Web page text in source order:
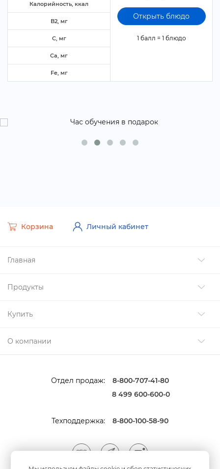
Открыть блюдо
1 балл = 1 блюдо
Калорийность, ккал
B2, м
C, м
Ca, м
Fe, м
Главная
Продукты
Купить
О компании
Корзина Личный кабинет
Отдел продаж:
8-800-707-41-80
8 499 600-600-0
Техподдержка: 8-800-100-58-90